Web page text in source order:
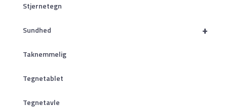
Stjernetegn
+
Sundhed
Taknemmelig
Tegnetablet
Tegnetavle